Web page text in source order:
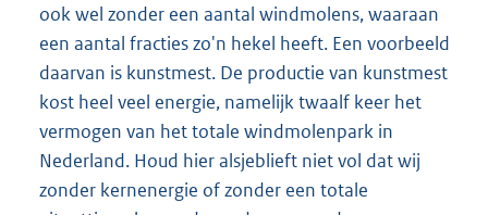
ook wel zonder een aantal windmolens, waaraan
een aantal fracties zo'n hekel heeft. Een voorbeeld
daarvan is kunstmest. De productie van kunstmest
kost heel veel energie, namelijk twaalf keer het
vermogen van het totale windmolenpark in
Nederland. Houd hier alsjeblieft niet vol dat wij
zonder kernenergie of zonder een totale